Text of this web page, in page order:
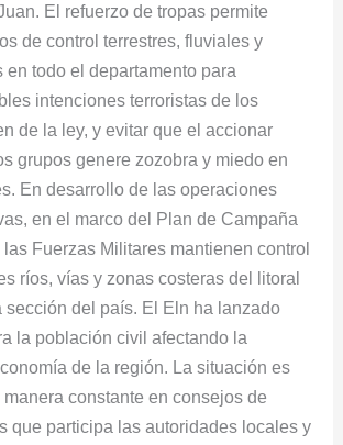
El refuerzo de tropas permite
de control terrestres, fluviales y
en todo el departamento para
intenciones terroristas de los
de la ley, y evitar que el accionar
grupos genere zozobra y miedo en
En desarrollo de las operaciones
en el marco del Plan de Campaña
Fuerzas Militares mantienen control
ríos, vías y zonas costeras del litoral
sección del país. El Eln ha lanzado
la población civil afectando la
de la región. La situación es
constante en consejos de
que participa las autoridades locales y